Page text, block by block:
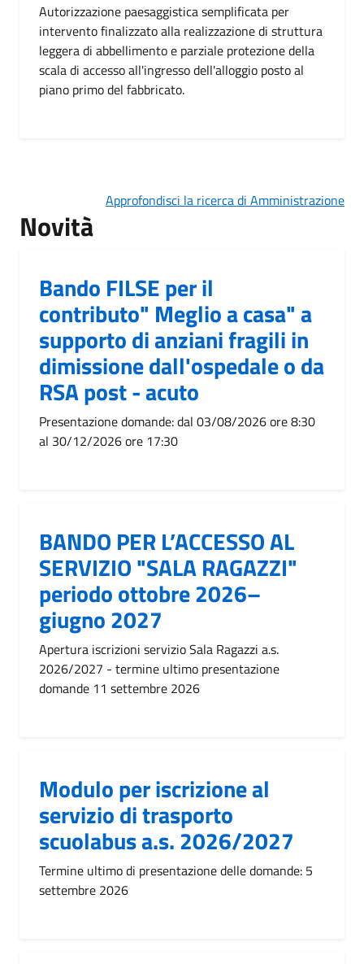
Autorizzazione paesaggistica semplificata per
intervento finalizzato alla realizzazione di struttura
leggera di abbellimento e parziale protezione della
scala di accesso all'ingresso dell'alloggio posto al
piano primo del fabbricato.
Approfondisci la ricerca di Amministrazione
Novità
Bando FILSE per il
contributo" Meglio a casa" a
supporto di anziani fragili in
dimissione dall'ospedale o da
RSA post - acuto
Presentazione domande: dal 03/08/2026 ore 8:30
al 30/12/2026 ore 17:30
BANDO PER L’ACCESSO AL
SERVIZIO "SALA RAGAZZI"
periodo ottobre 2026–
giugno 2027
Apertura iscrizioni servizio Sala Ragazzi a.s.
2026/2027 - termine ultimo presentazione
domande 11 settembre 2026
Modulo per iscrizione al
servizio di trasporto
scuolabus a.s. 2026/2027
Termine ultimo di presentazione delle domande: 5
settembre 2026